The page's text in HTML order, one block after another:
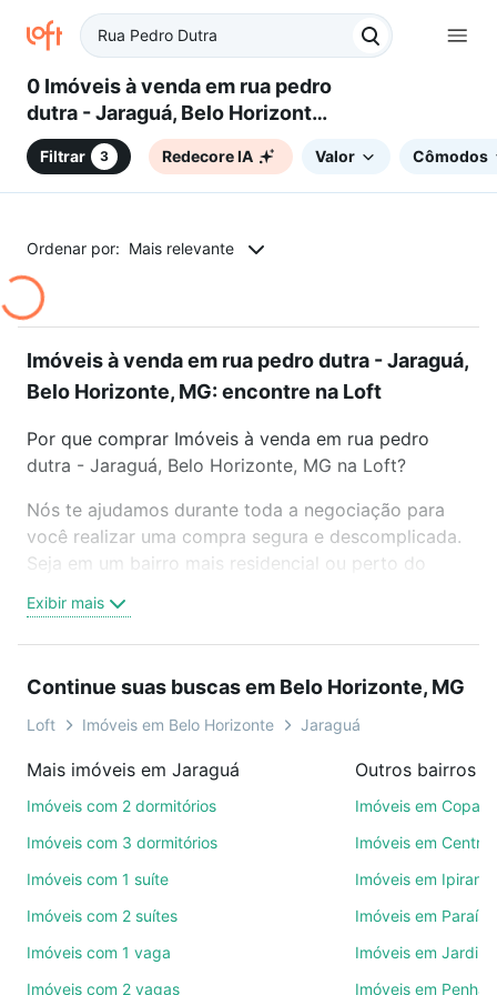
0 Imóveis à venda em rua pedro
dutra - Jaraguá, Belo Horizonte,
MG
Filtrar 3 Redecore IA Valor Cômodos
Ordenar por: Mais relevante
Imóveis à venda em rua pedro dutra - Jaraguá,
Belo Horizonte, MG: encontre na Loft
Por que comprar Imóveis à venda em rua pedro
dutra - Jaraguá, Belo Horizonte, MG na Loft?
Nós te ajudamos durante toda a negociação para
você realizar uma compra segura e descomplicada.
Seja em um bairro mais residencial ou perto do
oferta ideal de Imóveis à venda em rua pedro dutra
- Jaraguá, Belo Horizonte, MG para conquistar seu
videochamada, é grátis, sem compromisso e você
ainda conta com mais de 46 mil corretores e
de imóveis.
ruas, bairros e até condomínios favoritos. Você
também pode usar os filtros como quantidade de
quartos, suítes, com ou sem vaga de garagem para
Exibir mais
Continue suas buscas em Belo Horizonte, MG
Loft Imóveis em Belo Horizonte Jaraguá
Mais imóveis em Jaraguá
Imóveis com 2 dormitórios
Imóveis com 3 dormitórios
Imóveis com 1 suíte
Imóveis com 2 suítes
Imóveis com 1 vaga
Imóveis com 2 vagas
Imóveis em
Imóveis em Centro
Imóveis em
Imóveis em Paraíso
Imóveis em Jardim
Imóveis em Penha